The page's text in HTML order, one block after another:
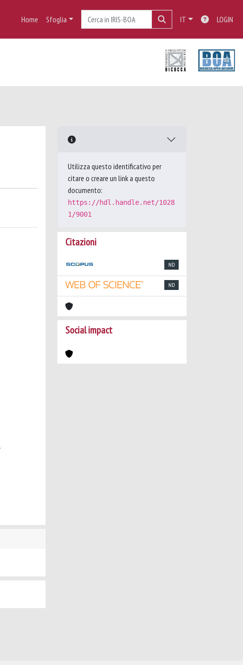
Home Sfoglia IT LOGIN
Utilizza questo identificativo per
citare o creare un link a questo
documento:
https://hdl.handle.net/1028
1/9001
Citazioni
ND
ND
Social impact